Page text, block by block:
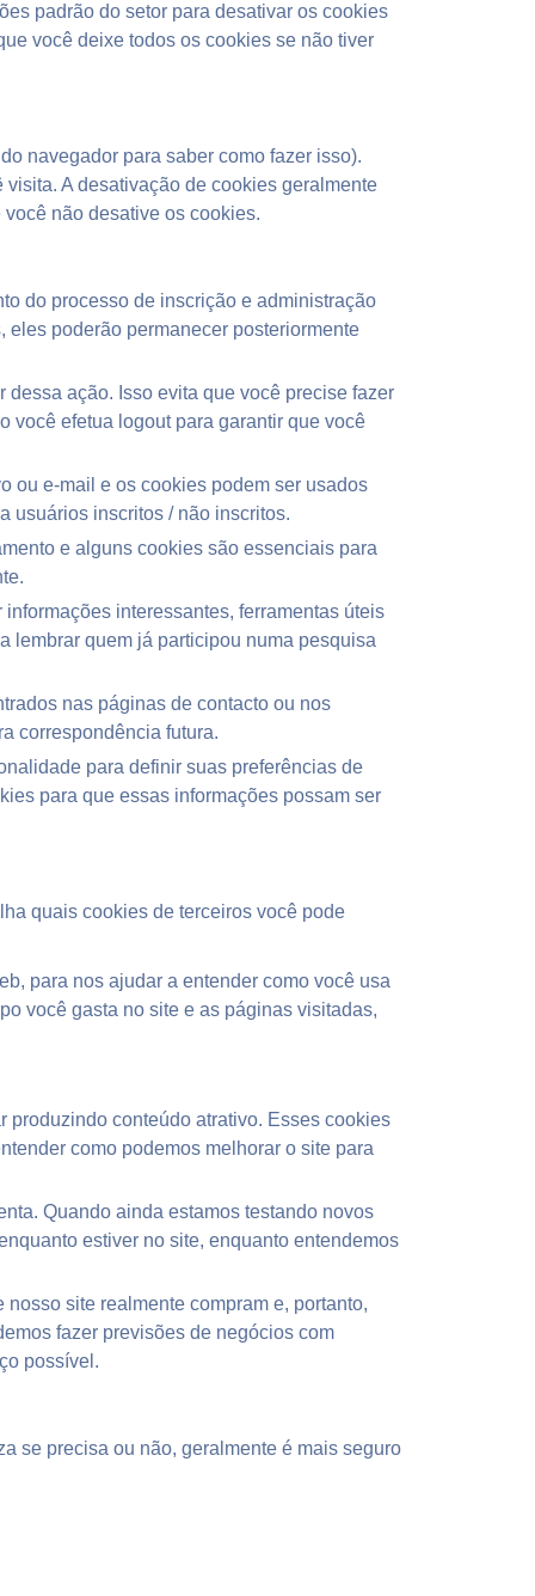
padrão do setor para desativar os cookies
você deixe todos os cookies se não tiver
navegador para saber como fazer isso).
A desativação de cookies geralmente
não desative os cookies.
do processo de inscrição e administração
poderão permanecer posteriormente
ação. Isso evita que você precise fazer
você efetua logout para garantir que você
ou e-mail e os cookies podem ser usados
usuários inscritos / não inscritos.
e alguns cookies são essenciais para
interessantes, ferramentas úteis
lembrar quem já participou numa pesquisa
nas páginas de contacto ou nos
correspondência futura.
para definir suas preferências de
para que essas informações possam ser
quais cookies de terceiros você pode
para nos ajudar a entender como você usa
você gasta no site e as páginas visitadas,
produzindo conteúdo atrativo. Esses cookies
como podemos melhorar o site para
Quando ainda estamos testando novos
estiver no site, enquanto entendemos
site realmente compram e, portanto,
fazer previsões de negócios com
possível.
se precisa ou não, geralmente é mais seguro